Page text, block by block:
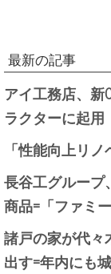
最新の記事
アイ工務店、新
ラクターに起用
「性能向上リ
長谷工グルー
商品=「ファミ
諸戸の家が代々
出す=年内にも